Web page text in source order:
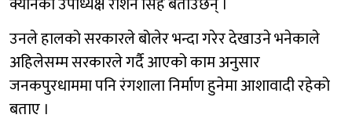
उनले हालको सरकारले बोलेर भन्दा गरेर देखाउने भनेकाले
अहिलेसम्म सरकारले गर्दै आएको काम अनुसार
जनकपुरधाममा पनि रंगशाला निर्माण हुनेमा आशावादी रहेको
बताए ।